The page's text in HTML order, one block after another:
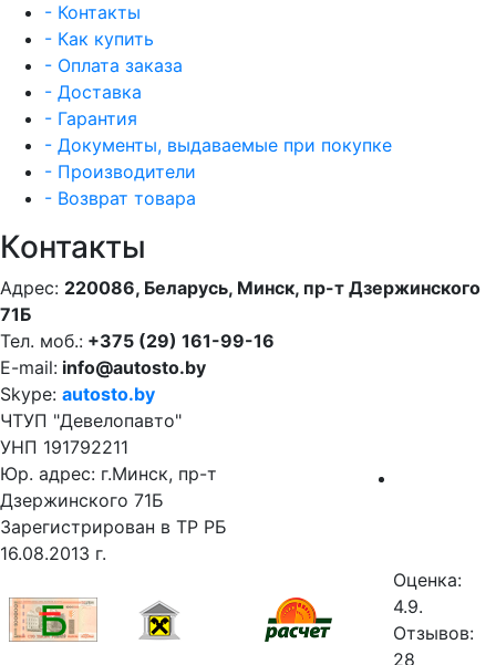
- Контакты
- Как купить
- Оплата заказа
- Доставка
- Гарантия
- Документы, выдаваемые при покупке
- Производители
- Возврат товара
Контакты
Адрес: 220086, Беларусь, Минск, пр-т Дзержинского
71Б
Тел. моб.: +375 (29) 161-99-16
E-mail: info@autosto.by
Skype: autosto.by
ЧТУП "Девелопавто"
УНП 191792211
Юр. адрес: г.Минск, пр-т
Дзержинского 71Б
Зарегистрирован в ТР РБ
16.08.2013 г.
Оценка:
4.9.
Отзывов:
28